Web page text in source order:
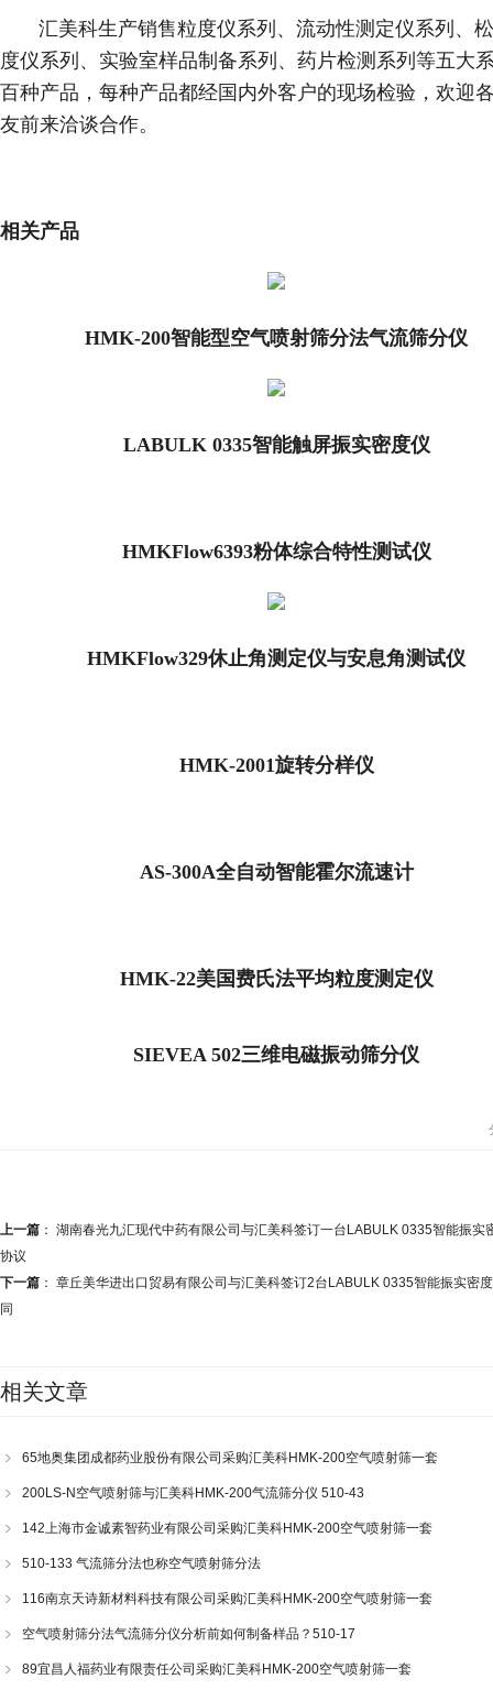
汇美科生产销售粒度仪系列、流动性测定仪系列、
度仪系列、实验室样品制备系列、药片检测系列等五大
百种产品，每种产品都经国内外客户的现场检验，欢迎
友前来洽谈合作。
相关产品
HMK-200智能型空气喷射筛分法气流筛分仪
LABULK 0335智能触屏振实密度仪
HMKFlow6393粉体综合特性测试仪
HMKFlow329休止角测定仪与安息角测试仪
HMK-2001旋转分样仪
AS-300A全自动智能霍尔流速计
HMK-22美国费氏法平均粒度测定仪
SIEVEA 502三维电磁振动筛分仪
上一篇 ： 湖南春光九汇现代中药有限公司与汇美科签订一台LABULK 0335智能振实
协议
下一篇 ： 章丘美华进出口贸易有限公司与汇美科签订2台LABULK 0335智能振实密
同
相关文章
65地奥集团成都药业股份有限公司采购汇美科HMK-200空气喷射筛一套
200LS-N空气喷射筛与汇美科HMK-200气流筛分仪 510-43
142上海市金诚素智药业有限公司采购汇美科HMK-200空气喷射筛一套
510-133 气流筛分法也称空气喷射筛分法
116南京天诗新材料科技有限公司采购汇美科HMK-200空气喷射筛一套
空气喷射筛分法气流筛分仪分析前如何制备样品？510-17
89宜昌人福药业有限责任公司采购汇美科HMK-200空气喷射筛一套